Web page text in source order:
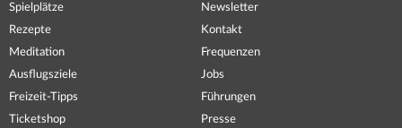
Spielplätze
Rezepte
Meditation
Ausflugsziele
Freizeit-Tipps
Ticketshop
Newsletter
Kontakt
Frequenzen
Jobs
Führungen
Presse